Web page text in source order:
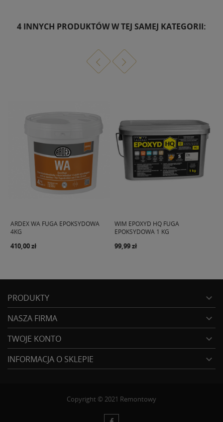
4 INNYCH PRODUKTÓW W TEJ SAMEJ KATEGORII:
ARDEX WA FUGA EPOKSYDOWA
4KG
410,00 zł
WIM EPOXYD HQ FUGA
EPOKSYDOWA 1 KG
99,99 zł
PRODUKTY 
NASZA FIRMA 
TWOJE KONTO 
INFORMACJA O SKLEPIE 
Copyright © 2021 Remontowy